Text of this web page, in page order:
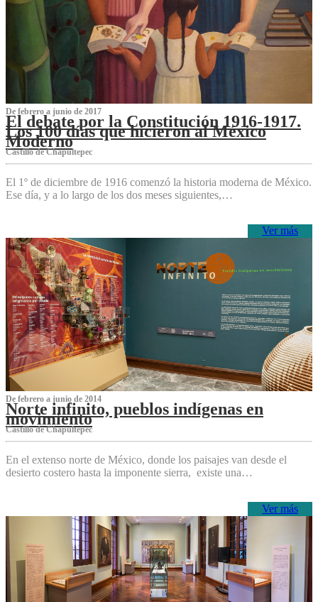
De febrero a junio de 2017
El debate por la Constitución 1916-1917.
Los 100 días que hicieron al México
Moderno
Castillo de Chapultepec
El 1º de diciembre de 1916 comenzó la historia moderna de México.
Ese día, y a lo largo de los dos meses siguientes,…
Ver más
De febrero a junio de 2014
Norte infinito, pueblos indígenas en
movimiento
Castillo de Chapultepec
En el extenso norte de México, donde los paisajes van desde el
desierto costero hasta la imponente sierra, existe una…
Ver más